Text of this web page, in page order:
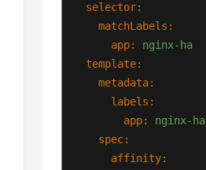
selector:
matchLabels:
app:
nginx-ha
template:
metadata:
labels:
app:
nginx-ha
spec:
affinity: